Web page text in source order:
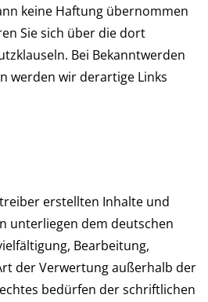
keine Haftung übernommen
Sie sich über die dort
Bei Bekanntwerden
werden wir derartige Links
erstellten Inhalte und
unterliegen dem deutschen
Bearbeitung,
der Verwertung außerhalb der
bedürfen der schriftlichen